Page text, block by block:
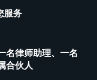
服务
名律师助理、一名
合伙人